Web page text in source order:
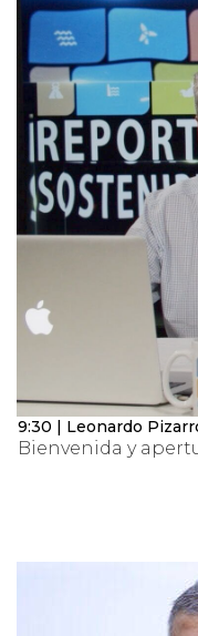
9:30 | Leonardo
Bienvenida y